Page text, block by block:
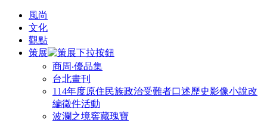
風尚
文化
觀點
策展
商周‧優品集
台北畫刊
114年度原住民族政治受難者口述歷史影像小說改
編徵件活動
波瀾之境窖藏瑰寶